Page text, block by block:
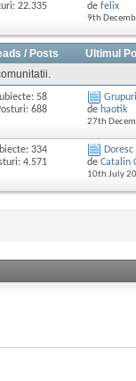
22.335
de felix
9th
/ Posts
Ultimul
58
688
de haotik
27th
334
4.571
de Catalin
10th July